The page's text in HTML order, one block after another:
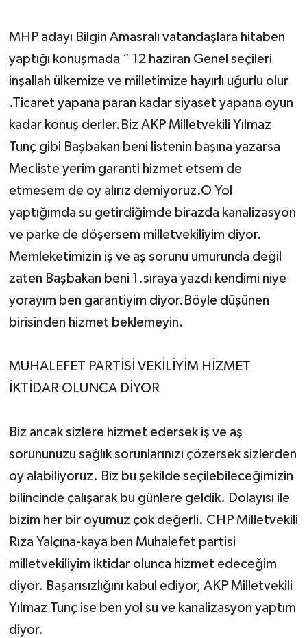
MHP adayı Bilgin Amasralı vatandaşlara hitaben
yaptığı konuşmada “ 12 haziran Genel seçileri
inşallah ülkemize ve milletimize hayırlı uğurlu olur
.Ticaret yapana paran kadar siyaset yapana oyun
kadar konuş derler.Biz AKP Milletvekili Yılmaz
Tunç gibi Başbakan beni listenin başına yazarsa
Mecliste yerim garanti hizmet etsem de
etmesem de oy alırız demiyoruz.O Yol
yaptığımda su getirdiğimde birazda kanalizasyon
ve parke de döşersem milletvekiliyim diyor.
Memleketimizin iş ve aş sorunu umurunda değil
zaten Başbakan beni 1.sıraya yazdı kendimi niye
yorayım ben garantiyim diyor.Böyle düşünen
birisinden hizmet beklemeyin.
MUHALEFET PARTİSİ VEKİLİYİM HİZMET
İKTİDAR OLUNCA DİYOR
Biz ancak sizlere hizmet edersek iş ve aş
sorununuzu sağlık sorunlarınızı çözersek sizlerden
oy alabiliyoruz. Biz bu şekilde seçilebileceğimizin
bilincinde çalışarak bu günlere geldik. Dolayısı ile
bizim her bir oyumuz çok değerli. CHP Milletvekili
Rıza Yalçına-kaya ben Muhalefet partisi
milletvekiliyim iktidar olunca hizmet edeceğim
diyor. Başarısızlığını kabul ediyor, AKP Milletvekili
Yılmaz Tunç ise ben yol su ve kanalizasyon yaptım
diyor.